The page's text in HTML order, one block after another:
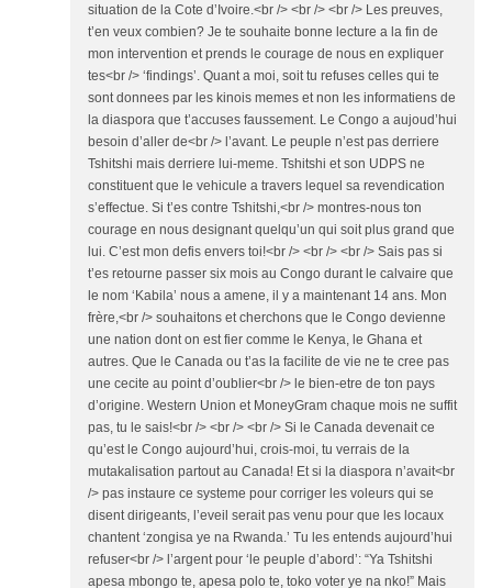
situation de la Cote d’Ivoire.<br /> <br /> <br /> Les preuves,
t’en veux combien? Je te souhaite bonne lecture a la fin de
mon intervention et prends le courage de nous en expliquer
tes<br /> ‘findings’. Quant a moi, soit tu refuses celles qui te
sont donnees par les kinois memes et non les informatiens de
la diaspora que t’accuses faussement. Le Congo a aujoud’hui
besoin d’aller de<br /> l’avant. Le peuple n’est pas derriere
Tshitshi mais derriere lui-meme. Tshitshi et son UDPS ne
constituent que le vehicule a travers lequel sa revendication
s’effectue. Si t’es contre Tshitshi,<br /> montres-nous ton
courage en nous designant quelqu’un qui soit plus grand que
lui. C’est mon defis envers toi!<br /> <br /> <br /> Sais pas si
t’es retourne passer six mois au Congo durant le calvaire que
le nom ‘Kabila’ nous a amene, il y a maintenant 14 ans. Mon
frère,<br /> souhaitons et cherchons que le Congo devienne
une nation dont on est fier comme le Kenya, le Ghana et
autres. Que le Canada ou t’as la facilite de vie ne te cree pas
une cecite au point d’oublier<br /> le bien-etre de ton pays
d’origine. Western Union et MoneyGram chaque mois ne suffit
pas, tu le sais!<br /> <br /> <br /> Si le Canada devenait ce
qu’est le Congo aujourd’hui, crois-moi, tu verrais de la
mutakalisation partout au Canada! Et si la diaspora n’avait<br
/> pas instaure ce systeme pour corriger les voleurs qui se
disent dirigeants, l’eveil serait pas venu pour que les locaux
chantent ‘zongisa ye na Rwanda.’ Tu les entends aujourd’hui
refuser<br /> l’argent pour ‘le peuple d’abord’: “Ya Tshitshi
apesa mbongo te, apesa polo te, toko voter ye na nko!” Mais